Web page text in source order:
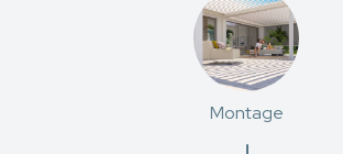
Montage